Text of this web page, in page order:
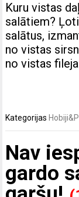
Kuru vistas
salātiem?
salātus,
no vistas
no vistas
Kategorijas
Nav
gardo